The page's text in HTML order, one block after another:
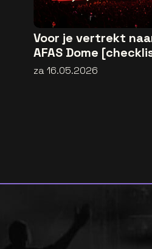
Voor je vertrekt
AFAS Dome
za 16.05.2026